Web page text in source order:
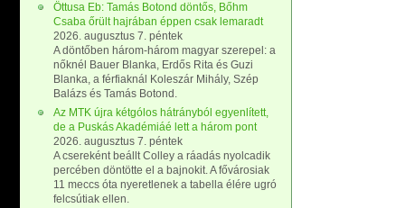
Öttusa Eb: Tamás Botond döntős, Bőhm
Csaba őrült hajrában éppen csak lemaradt
2026. augusztus 7. péntek
A döntőben három-három magyar szerepel: a
nőknél Bauer Blanka, Erdős Rita és Guzi
Blanka, a férfiaknál Koleszár Mihály, Szép
Balázs és Tamás Botond.
Az MTK újra kétgólos hátrányból egyenlített,
de a Puskás Akadémiáé lett a három pont
2026. augusztus 7. péntek
A csereként beállt Colley a ráadás nyolcadik
percében döntötte el a bajnokit. A fővárosiak
11 meccs óta nyeretlenek a tabella élére ugró
felcsútiak ellen.